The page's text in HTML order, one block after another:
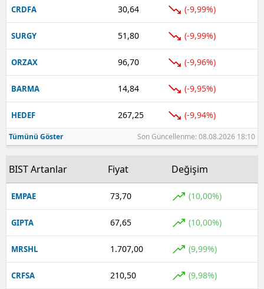
CRDFA 30,64 (-9,99%)
SURGY 51,80 (-9,99%)
ORZAX 96,70 (-9,96%)
BARMA 14,84 (-9,95%)
HEDEF 267,25 (-9,94%)
Tümünü Göster Son Güncellenme: 08.08.2026 18:10
BIST Artanlar Fiyat Değişim
EMPAE 73,70 (10,00%)
GIPTA 67,65 (10,00%)
MRSHL 1.707,00 (9,99%)
CRFSA 210,50 (9,98%)